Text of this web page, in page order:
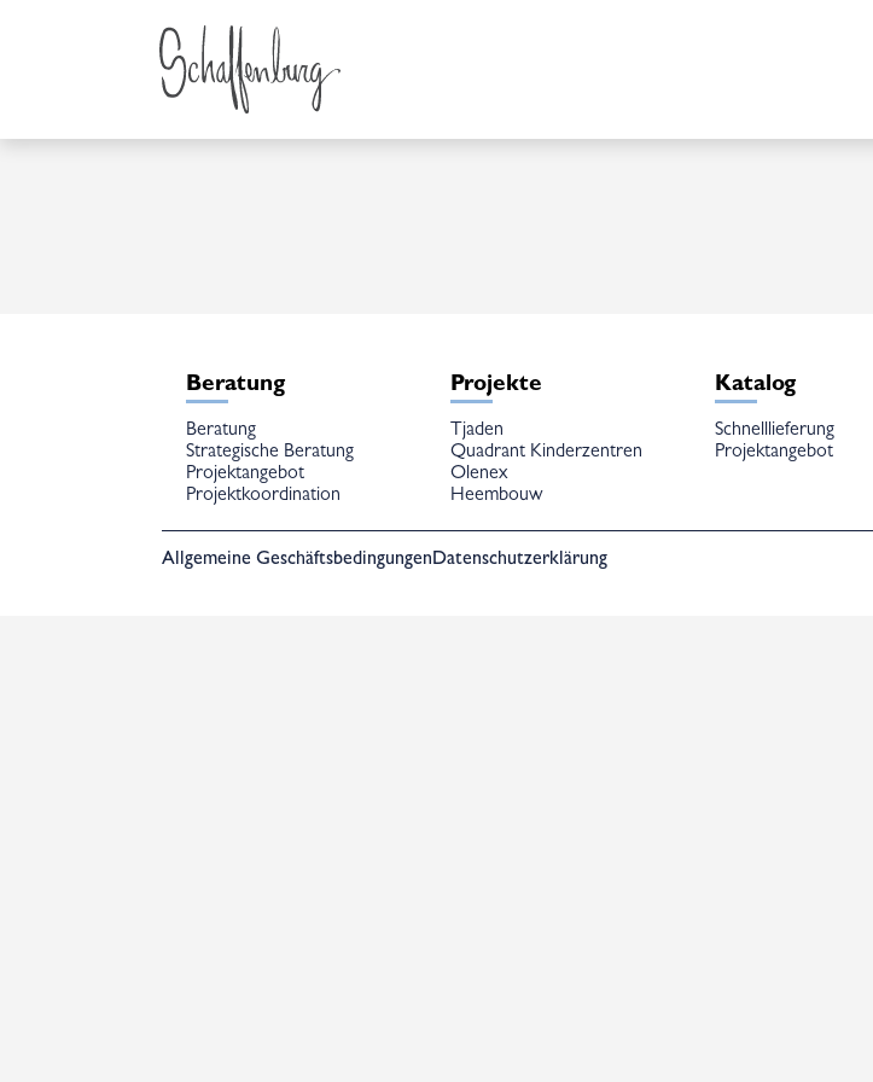
Beratung
Beratung
Strategische Beratung
Projektangebot
Projektkoordination
Projekte
Tjaden
Quadrant Kinderzentren
Olenex
Heembouw
Katalog
Schnelllieferung
Projektangebot
Allgemeine GeschäftsbedingungenDatenschutzerklärung